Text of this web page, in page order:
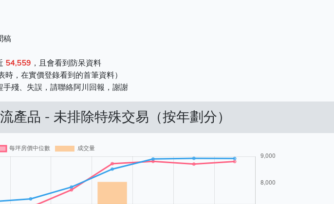
稿
54,559 ，且會看到防呆資料
時，在實價登錄看到的首筆資料）
殘、失誤，請聯絡阿川回報，謝謝
產品 - 未排除特殊交易（按年劃分）